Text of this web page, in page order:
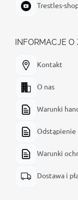
Trestles-
INFORMACJE O
Kontakt
O nas
Warunki
Odstąpienie
Warunki
Dostawa i